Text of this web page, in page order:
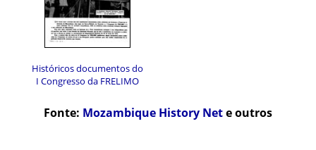
Históricos documentos do
I Congresso da FRELIMO
Fonte: Mozambique History Nete outros